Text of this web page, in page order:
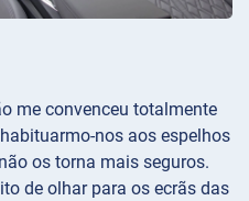
me convenceu totalmente
nos aos espelhos
os torna mais seguros.
de olhar para os ecrãs das